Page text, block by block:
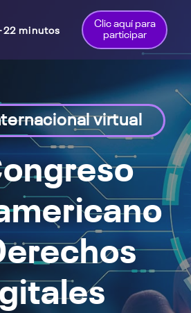
22 minutos
Clic aquí para
participar
virtual